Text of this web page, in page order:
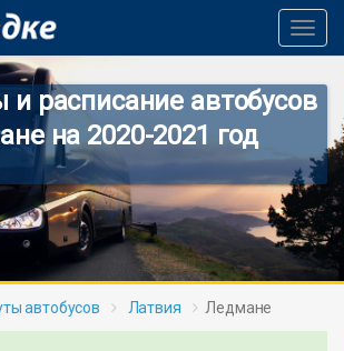
расписание автобусов
на 2020-2021 год
автобусов Латвия Ледмане